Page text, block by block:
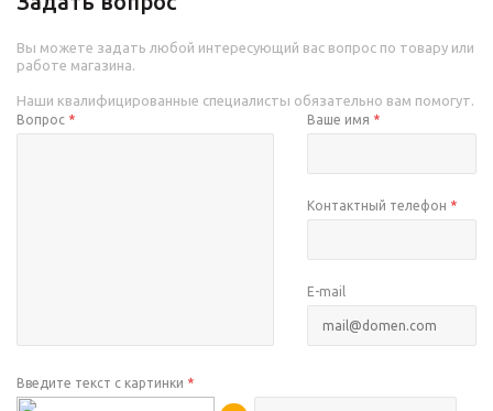
Вы можете задать любой интересующий вас вопрос по товару или
работе магазина.
Наши квалифицированные специалисты обязательно вам помогут.
Вопрос * Ваше имя *
Контактный телефон *
E-mail
Введите текст с картинки *